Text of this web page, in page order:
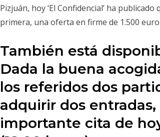
Pizjuán, hoy ‘El Confidencial’ ha
primera, una oferta en firme de 1.500
También está
Dada la buena
los referidos dos
adquirir dos
importante cita de